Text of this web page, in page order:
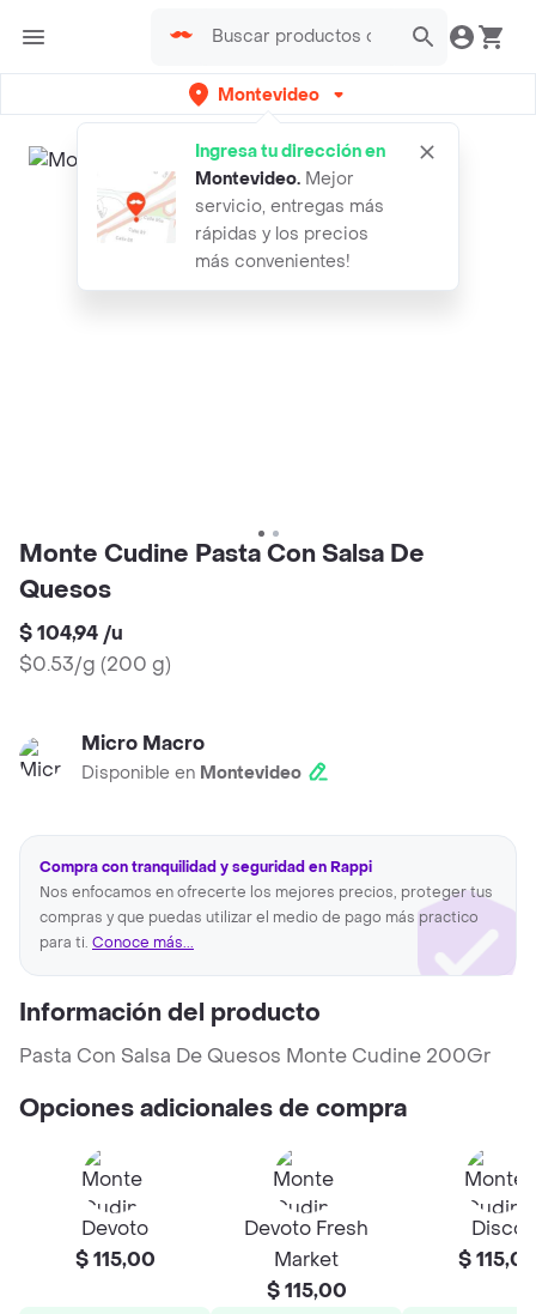
Montevideo
Ingresa tu dirección en
Montevideo. Mejor
servicio, entregas más
rápidas y los precios
más convenientes!
Monte Cudine Pasta Con Salsa De
Quesos
$ 104,94 /u
$0.53/g (200 g)
Micro Macro
Disponible en Montevideo
Compra con tranquilidad y seguridad en Rappi
Nos enfocamos en ofrecerte los mejores precios, proteger tus
compras y que puedas utilizar el medio de pago más practico
para ti. Conoce más...
Información del producto
Pasta Con Salsa De Quesos Monte Cudine 200Gr
Opciones adicionales de compra
Devoto
$ 115,00
Devoto Fresh
Market
$ 115,00
Disco
$